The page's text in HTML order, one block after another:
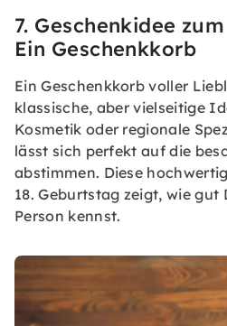
7. Geschenkidee
Ein Geschenkkorb
Ein Geschenkkorb voller
klassische, aber vielseitige
Kosmetik oder regionale
lässt sich perfekt auf die
abstimmen. Diese
18. Geburtstag zeigt, wie gut
Person kennst.